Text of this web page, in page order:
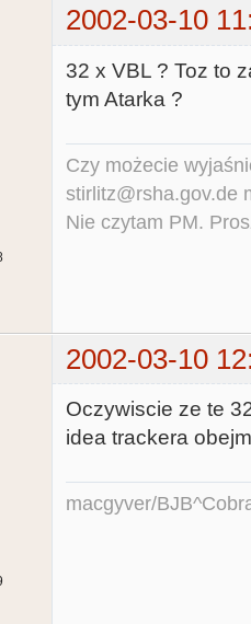
2002-03-10
32 x VBL ? Toz to
tym Atarka ?
Czy możecie
stirlitz@rsha.gov.de
Nie czytam PM.
2002-03-10
Oczywiscie ze te
idea trackera
macgyver/